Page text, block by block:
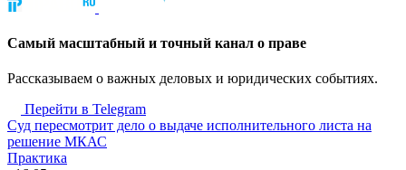
Cамый масштабный и точный канал о праве
Рассказываем о важных деловых и юридических событиях.
Перейти в Telegram
Суд пересмотрит дело о выдаче исполнительного листа на
решение МКАС
Практика